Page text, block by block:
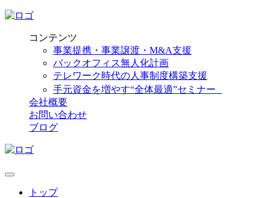
コンテンツ
事業提携・事業譲渡・M&A支援
バックオフィス無人化計画
テレワーク時代の人事制度構築支援
手元資金を増やす“全体最適”セミナー
会社概要
お問い合わせ
ブログ
トップ